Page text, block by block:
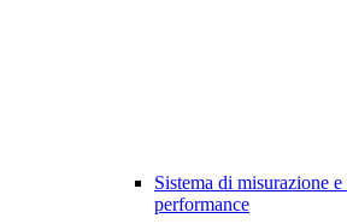
Sistema di misurazione
performance